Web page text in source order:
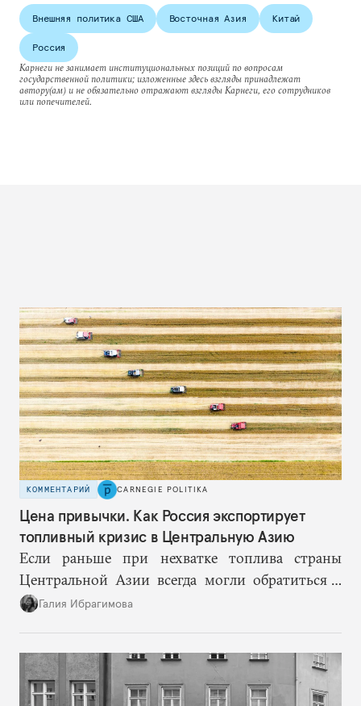
Внешняя политика США Восточная Азия Китай
Россия
Карнеги не занимает институциональных позиций по вопросам
государственной политики; изложенные здесь взгляды принадлежат
автору(ам) и не обязательно отражают взгляды Карнеги, его сотрудников
или попечителей.
КОММЕНТАРИЙ CARNEGIE POLITIKA
Цена привычки. Как Россия экспортирует
топливный кризис в Центральную Азию
Если раньше при нехватке топлива страны
Центральной Азии всегда могли обратиться к
Москве за дополнительными объемами, то
Галия Ибрагимова